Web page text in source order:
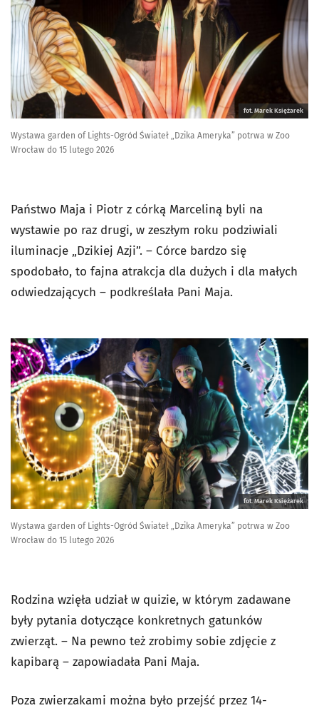
fot. Marek Księżarek
Wystawa garden of Lights-Ogród Świateł „Dzika Ameryka” potrwa w Zoo
Wrocław do 15 lutego 2026
Państwo Maja i Piotr z córką Marceliną byli na
wystawie po raz drugi, w zeszłym roku podziwiali
iluminacje „Dzikiej Azji”. – Córce bardzo się
spodobało, to fajna atrakcja dla dużych i dla małych
odwiedzających – podkreślała Pani Maja.
fot. Marek Księżarek
Wystawa garden of Lights-Ogród Świateł „Dzika Ameryka” potrwa w Zoo
Wrocław do 15 lutego 2026
Rodzina wzięła udział w quizie, w którym zadawane
były pytania dotyczące konkretnych gatunków
zwierząt. – Na pewno też zrobimy sobie zdjęcie z
kapibarą – zapowiadała Pani Maja.
Poza zwierzakami można było przejść przez 14-